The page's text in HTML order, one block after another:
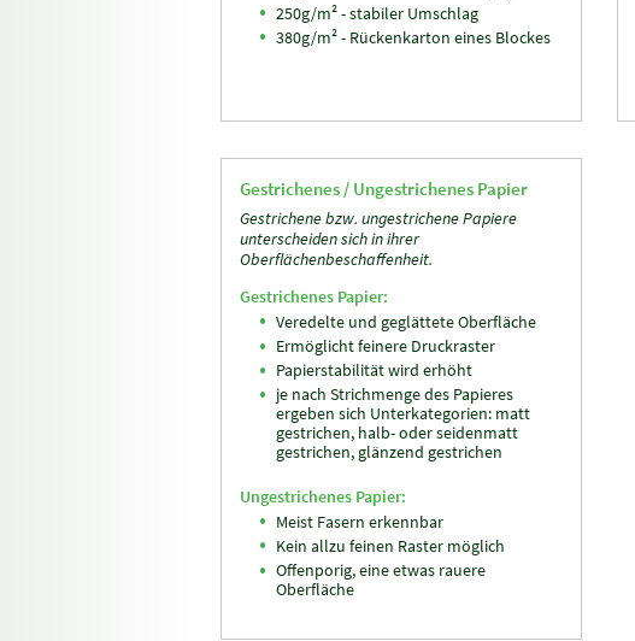
250g/m² - stabiler Umschlag
380g/m² - Rückenkarton eines Blockes
Gestrichenes / Ungestrichenes Papier
Gestrichene bzw. ungestrichene Papiere
unterscheiden sich in ihrer
Oberflächenbeschaffenheit.
Gestrichenes Papier:
Veredelte und geglättete Oberfläche
Ermöglicht feinere Druckraster
Papierstabilität wird erhöht
je nach Strichmenge des Papieres
ergeben sich Unterkategorien: matt
gestrichen, halb- oder seidenmatt
gestrichen, glänzend gestrichen
Ungestrichenes Papier:
Meist Fasern erkennbar
Kein allzu feinen Raster möglich
Offenporig, eine etwas rauere
Oberfläche